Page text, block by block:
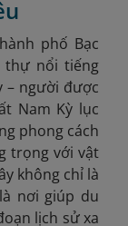
phố Bạc
thự nổi tiếng
– người được
Nam Kỳ lục
phong cách
trọng với vật
không chỉ là
nơi giúp du
lịch sử xa